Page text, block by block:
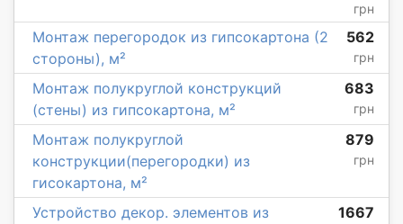
грн
Монтаж перегородок из гипсокартона (2
стороны), м²
562
грн
Монтаж полукруглой конструкций
(стены) из гипсокартона, м²
683
грн
Монтаж полукруглой
конструкции(перегородки) из
гисокартона, м²
879
грн
Устройство декор. элементов из
1667